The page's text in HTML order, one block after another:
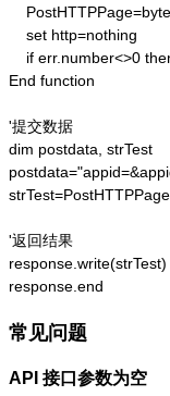
    set http=nothing
if err.number<>0
End function
'提交数据
dim postdata, strTest
'返回结果
response.write(strTest)
response.end
常见问题
API 接口参数为空